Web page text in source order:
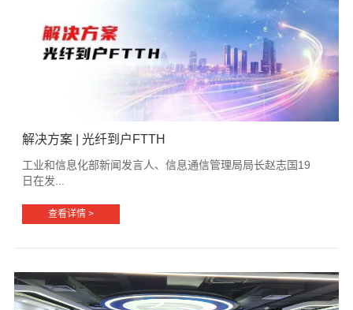
解决方案 | 光纤到户FTTH
工业和信息化部新闻发言人、信息通信管理局局长赵志国19
日在发...
查看详情 >